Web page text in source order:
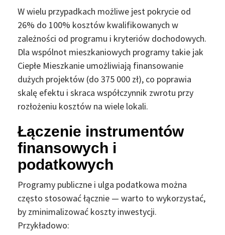
W wielu przypadkach możliwe jest pokrycie od
26% do 100% kosztów kwalifikowanych w
zależności od programu i kryteriów dochodowych.
Dla wspólnot mieszkaniowych programy takie jak
Ciepłe Mieszkanie umożliwiają finansowanie
dużych projektów (do 375 000 zł), co poprawia
skalę efektu i skraca współczynnik zwrotu przy
rozłożeniu kosztów na wiele lokali.
Łączenie instrumentów
finansowych i
podatkowych
Programy publiczne i ulga podatkowa można
często stosować łącznie — warto to wykorzystać,
by zminimalizować koszty inwestycji.
Przykładowo: